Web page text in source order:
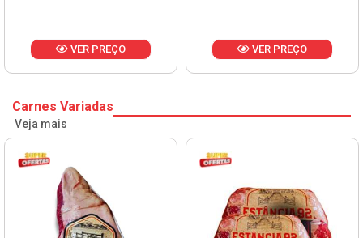
VER PREÇO VER PREÇO
Carnes Variadas
Veja mais